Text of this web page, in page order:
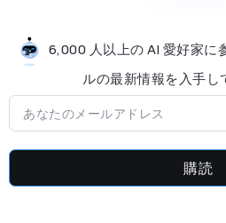
6,000 人以上の AI 愛好家に
ルの最新情​​報を入手し
購読